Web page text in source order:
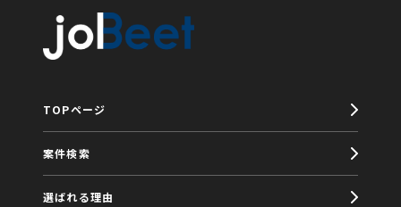
TOPページ
案件検索
選ばれる理由